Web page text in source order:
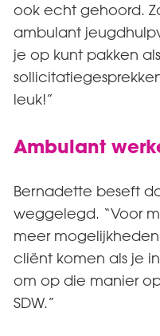
ook echt gehoord.
ambulant
je op kunt pakken
leuk!”
Ambulant
Bernadette beseft
weggelegd. “Voor
meer
cliënt komen als je
om op die manier
SDW.”